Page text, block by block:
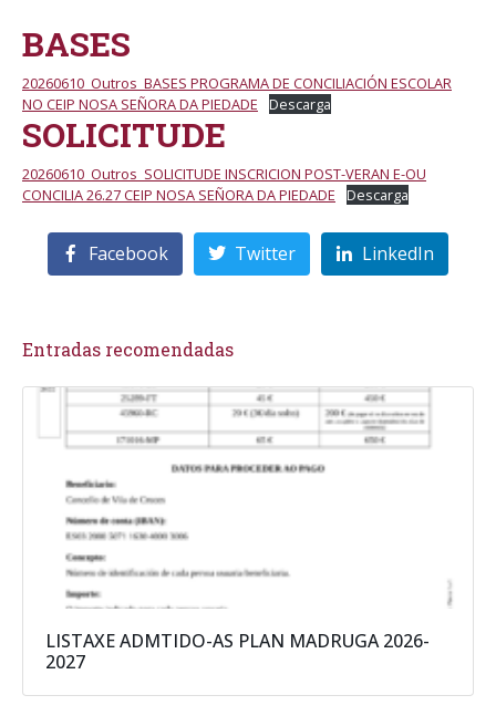
BASES
20260610_Outros_BASES PROGRAMA DE CONCILIACIÓN ESCOLAR
NO CEIP NOSA SEÑORA DA PIEDADE
Descarga
SOLICITUDE
20260610_Outros_SOLICITUDE INSCRICION POST-VERAN E-OU
CONCILIA 26.27 CEIP NOSA SEÑORA DA PIEDADE
Descarga
Facebook Twitter LinkedIn
Entradas recomendadas
LISTAXE ADMTIDO-AS PLAN MADRUGA 2026-
2027